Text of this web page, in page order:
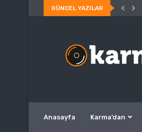
GÜNCEL YAZILAR
Anasayfa Karma’dan